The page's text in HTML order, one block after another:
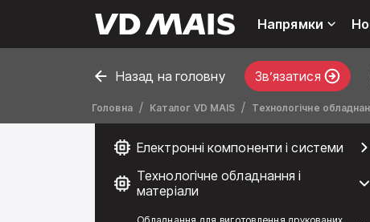
Напрямки
Назад на головну Звʼязатися
Головна Каталог VD MAIS Технологічне
Електронні компоненти і системи
Технологічне обладнання і
матеріали